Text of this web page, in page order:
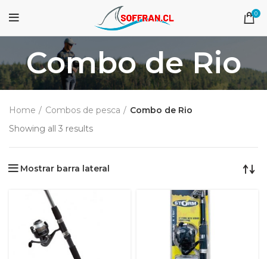
0
Combo de Rio
Home Combos de pesca
Combo de Rio
Showing all 3 results
Mostrar barra lateral